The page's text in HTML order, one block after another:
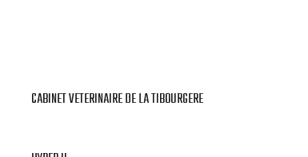
CABINET VETERINAIRE DE LA TIBOURGERE